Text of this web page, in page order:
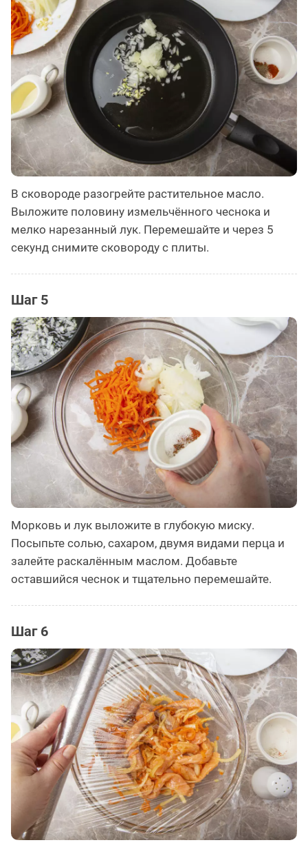
В сковороде разогрейте растительное масло.
Выложите половину измельчённого чеснока и
мелко нарезанный лук. Перемешайте и через 5
секунд снимите сковороду с плиты.
Шаг 5
Морковь и лук выложите в глубокую миску.
Посыпьте солью, сахаром, двумя видами перца и
залейте раскалённым маслом. Добавьте
оставшийся чеснок и тщательно перемешайте.
Шаг 6